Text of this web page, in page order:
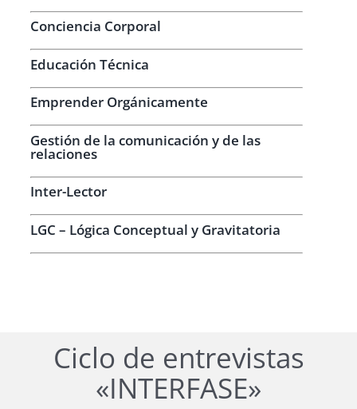
Conciencia Corporal
Educación Técnica
Emprender Orgánicamente
Gestión de la comunicación y de las
relaciones
Inter-Lector
LGC – Lógica Conceptual y Gravitatoria
Ciclo de entrevistas
«INTERFASE»